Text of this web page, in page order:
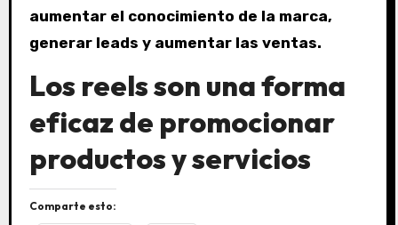
aumentar el conocimiento de la marca,
generar leads y aumentar las ventas.
Los reels son una forma
eficaz de promocionar
productos y servicios
Comparte esto: